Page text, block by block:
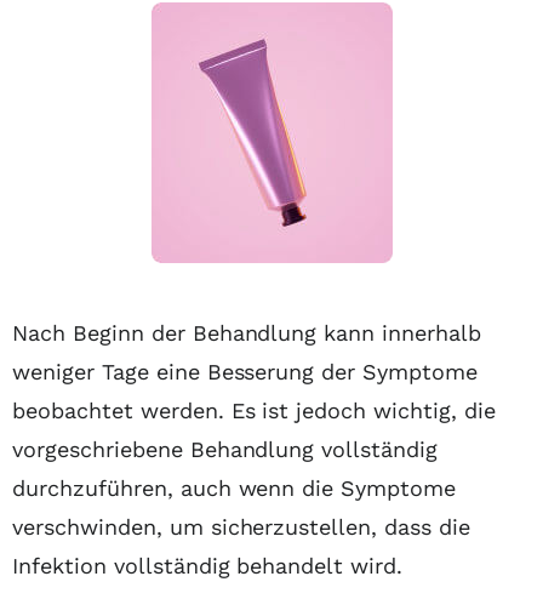
Nach Beginn der Behandlung kann innerhalb
weniger Tage eine Besserung der Symptome
beobachtet werden. Es ist jedoch wichtig, die
vorgeschriebene Behandlung vollständig
durchzuführen, auch wenn die Symptome
verschwinden, um sicherzustellen, dass die
Infektion vollständig behandelt wird.